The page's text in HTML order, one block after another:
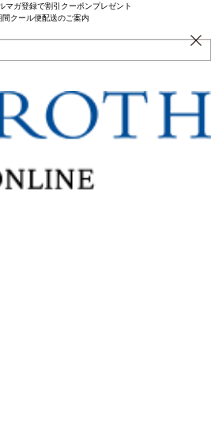
マガ登録で割引クーポンプレゼント
間クール便配送のご案内